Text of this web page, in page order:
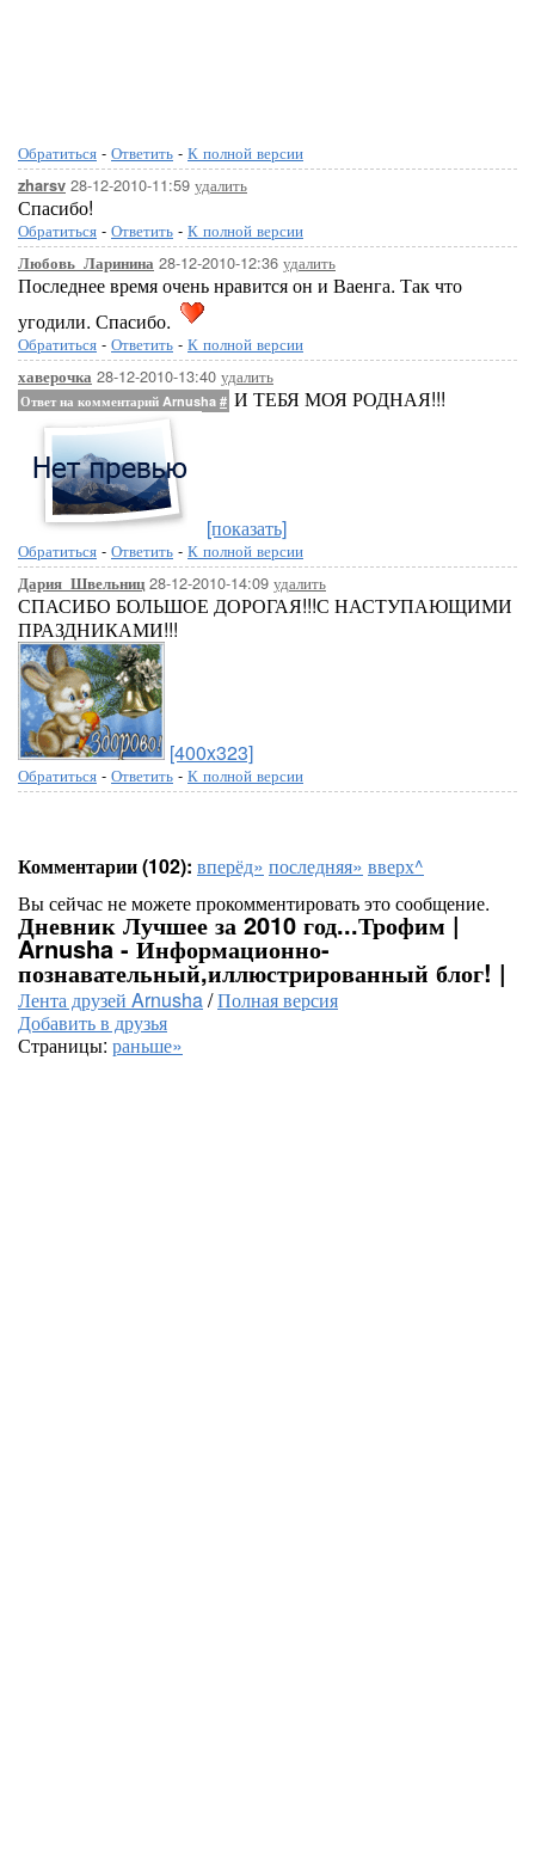
Обратиться - Ответить - К полной версии
zharsv 28-12-2010-11:59 удалить
Спасибо!
Обратиться - Ответить - К полной версии
Любовь_Ларинина 28-12-2010-12:36 удалить
Последнее время очень нравится он и Ваенга. Так что
угодили. Спасибо.
Обратиться - Ответить - К полной версии
хаверочка 28-12-2010-13:40 удалить
Ответ на комментарий Arnusha # И ТЕБЯ МОЯ РОДНАЯ!!!
[показать]
Обратиться - Ответить - К полной версии
Дария_Швельниц 28-12-2010-14:09 удалить
СПАСИБО БОЛЬШОЕ ДОРОГАЯ!!!С НАСТУПАЮЩИМИ
ПРАЗДНИКАМИ!!!
[400x323]
Обратиться - Ответить - К полной версии
Комментарии (102): вперёд» последняя» вверх^
Вы сейчас не можете прокомментировать это сообщение.
Дневник Лучшее за 2010 год...Трофим |
Arnusha - Информационно-
познавательный,иллюстрированный блог! |
Лента друзей Arnusha/Полная версия
Добавить в друзья
Страницы: раньше»